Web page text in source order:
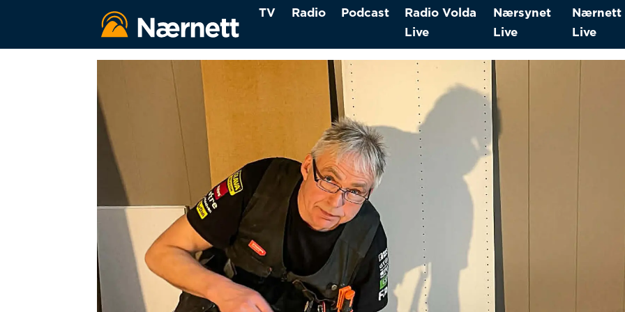
TV Radio Podcast
Radio Volda
Live
Nærsynet
Live
Nærnett
Live
folkehelse